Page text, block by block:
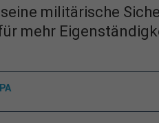
militärische
mehr